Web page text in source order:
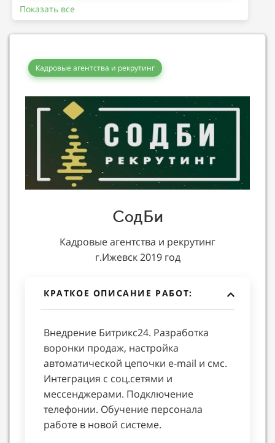
Показать все
Кадровые агентства и рекрутинг
СодБи
Кадровые агентства и рекрутинг
г.Ижевск 2019 год
КРАТКОЕ ОПИСАНИЕ РАБОТ:
Внедрение Битрикс24. Разработка
воронки продаж, настройка
автоматической цепочки e-mail и смс.
Интеграция с соц.сетями и
мессенджерами. Подключение
телефонии. Обучение персонала
работе в новой системе.